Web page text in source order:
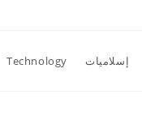
إسلاميات Technology